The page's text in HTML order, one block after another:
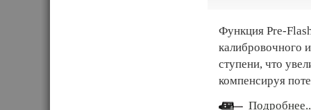
Функция Pre-
калибровочного
ступени, что
компенсируя